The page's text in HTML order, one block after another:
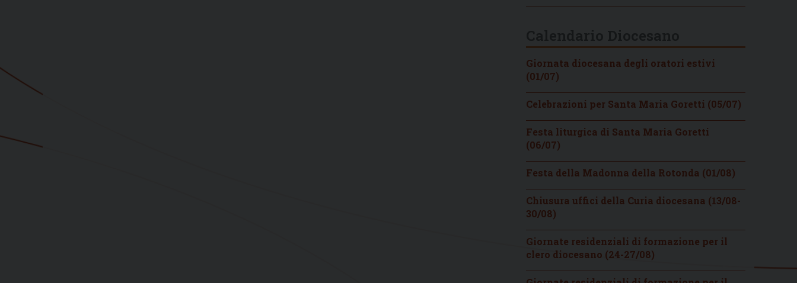
Giornata diocesana degli oratori estivi
(01/07)
Celebrazioni per Santa Maria Goretti (05/07)
Festa liturgica di Santa Maria Goretti
(06/07)
Festa della Madonna della Rotonda (01/08)
Chiusura uffici della Curia diocesana (13/08-
30/08)
Giornate residenziali di formazione per il
clero diocesano (24-27/08)